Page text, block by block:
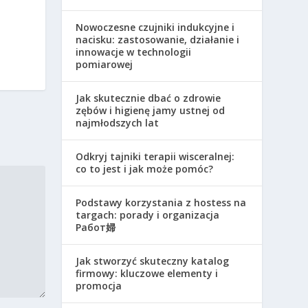
Nowoczesne czujniki indukcyjne i
nacisku: zastosowanie, działanie i
innowacje w technologii
pomiarowej
Jak skutecznie dbać o zdrowie
zębów i higienę jamy ustnej od
najmłodszych lat
Odkryj tajniki terapii wisceralnej:
co to jest i jak może pomóc?
Podstawy korzystania z hostess na
targach: porady i organizacja
Работ婦
Jak stworzyć skuteczny katalog
firmowy: kluczowe elementy i
promocja